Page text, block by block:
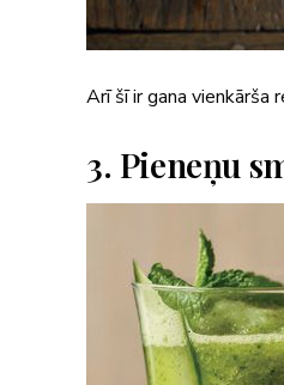
Arī šī ir gana vienkārša
3. Pieneņu